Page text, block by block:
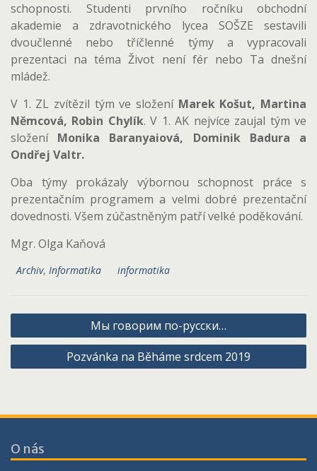
schopnosti. Studenti prvního ročníku obchodní
akademie a zdravotnického lycea SOŠZE sestavili
dvoučlenné nebo tříčlenné týmy a vypracovali
prezentaci na téma Život není fér nebo Ta dnešní
mládež.
V 1. ZL zvítězil tým ve složení Marek Košut, Martina
Němcová, Robin Chylík. V 1. AK nejvíce zaujal tým ve
složení Monika Baranyaiová, Dominik Badura a
Ondřej Valtr.
Oba týmy prokázaly výbornou schopnost práce s
prezentačním programem a velmi dobré prezentační
dovednosti. Všem zúčastněným patří velké poděkování.
Mgr. Olga Kaňová
Archiv, Informatika informatika
Navigace
pro
příspěvek
Мы говорим по-русски…
Pozvánka na Běháme srdcem 2019
O nás